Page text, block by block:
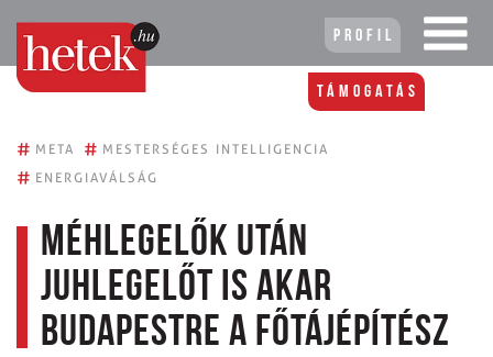
Profil
Támogatás
# META # MESTERSÉGES INTELLIGENCIA
# ENERGIAVÁLSÁG
Méhlegelők után
juhlegelőt is akar
Budapestre a főtájépítész